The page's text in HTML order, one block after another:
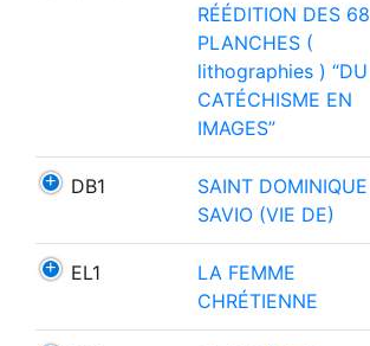
RÉÉDITION DES 68
PLANCHES (
lithographies ) “DU
CATÉCHISME EN
IMAGES”
DB1
SAINT DOMINIQUE
SAVIO (VIE DE)
EL1
LA FEMME
CHRÉTIENNE